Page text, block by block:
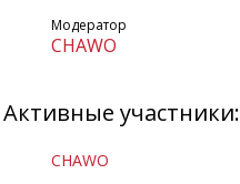
Модератор
CHAWO
Активные участники:
CHAWO